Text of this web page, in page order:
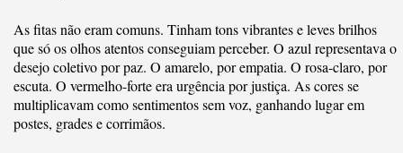
As fitas não eram comuns. Tinham tons vibrantes e leves brilhos
que só os olhos atentos conseguiam perceber. O azul representava o
desejo coletivo por paz. O amarelo, por empatia. O rosa-claro, por
escuta. O vermelho-forte era urgência por justiça. As cores se
multiplicavam como sentimentos sem voz, ganhando lugar em
postes, grades e corrimãos.